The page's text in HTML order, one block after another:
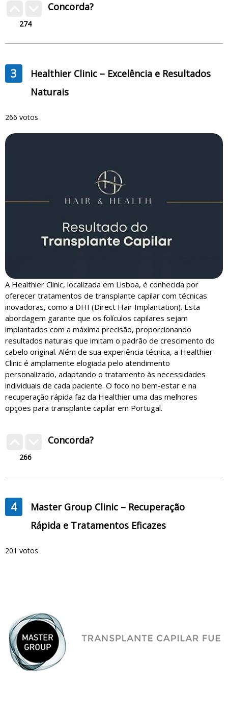
274
Concorda?
3
Healthier Clinic – Excelência e Resultados
Naturais
266 votos
A Healthier Clinic, localizada em Lisboa, é conhecida por
oferecer tratamentos de transplante capilar com técnicas
inovadoras, como a DHI (Direct Hair Implantation). Esta
abordagem garante que os folículos capilares sejam
implantados com a máxima precisão, proporcionando
resultados naturais que imitam o padrão de crescimento do
cabelo original. Além de sua experiência técnica, a Healthier
Clinic é amplamente elogiada pelo atendimento
personalizado, adaptando o tratamento às necessidades
individuais de cada paciente. O foco no bem-estar e na
recuperação rápida faz da Healthier uma das melhores
opções para transplante capilar em Portugal.
266
Concorda?
4
Master Group Clinic – Recuperação
Rápida e Tratamentos Eficazes
201 votos